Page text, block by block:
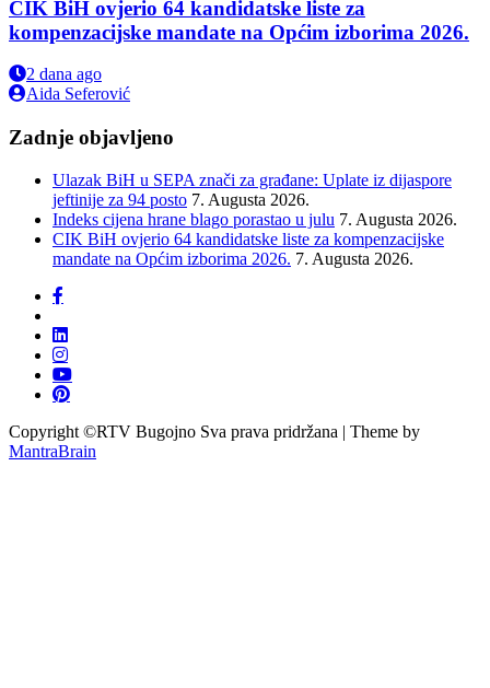
CIK BiH ovjerio 64 kandidatske liste za
kompenzacijske mandate na Općim izborima 2026.
2 dana ago
Aida Seferović
Zadnje objavljeno
Ulazak BiH u SEPA znači za građane: Uplate iz dijaspore
jeftinije za 94 posto 7. Augusta 2026.
Indeks cijena hrane blago porastao u julu 7. Augusta 2026.
CIK BiH ovjerio 64 kandidatske liste za kompenzacijske
mandate na Općim izborima 2026. 7. Augusta 2026.
Copyright ©RTV Bugojno Sva prava pridržana | Theme by
MantraBrain